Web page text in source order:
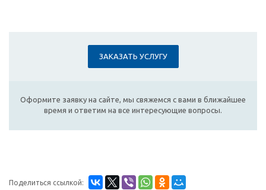
ЗАКАЗАТЬ УСЛУГУ
Оформите заявку на сайте, мы свяжемся с вами в ближайшее
время и ответим на все интересующие вопросы.
Поделиться ссылкой: